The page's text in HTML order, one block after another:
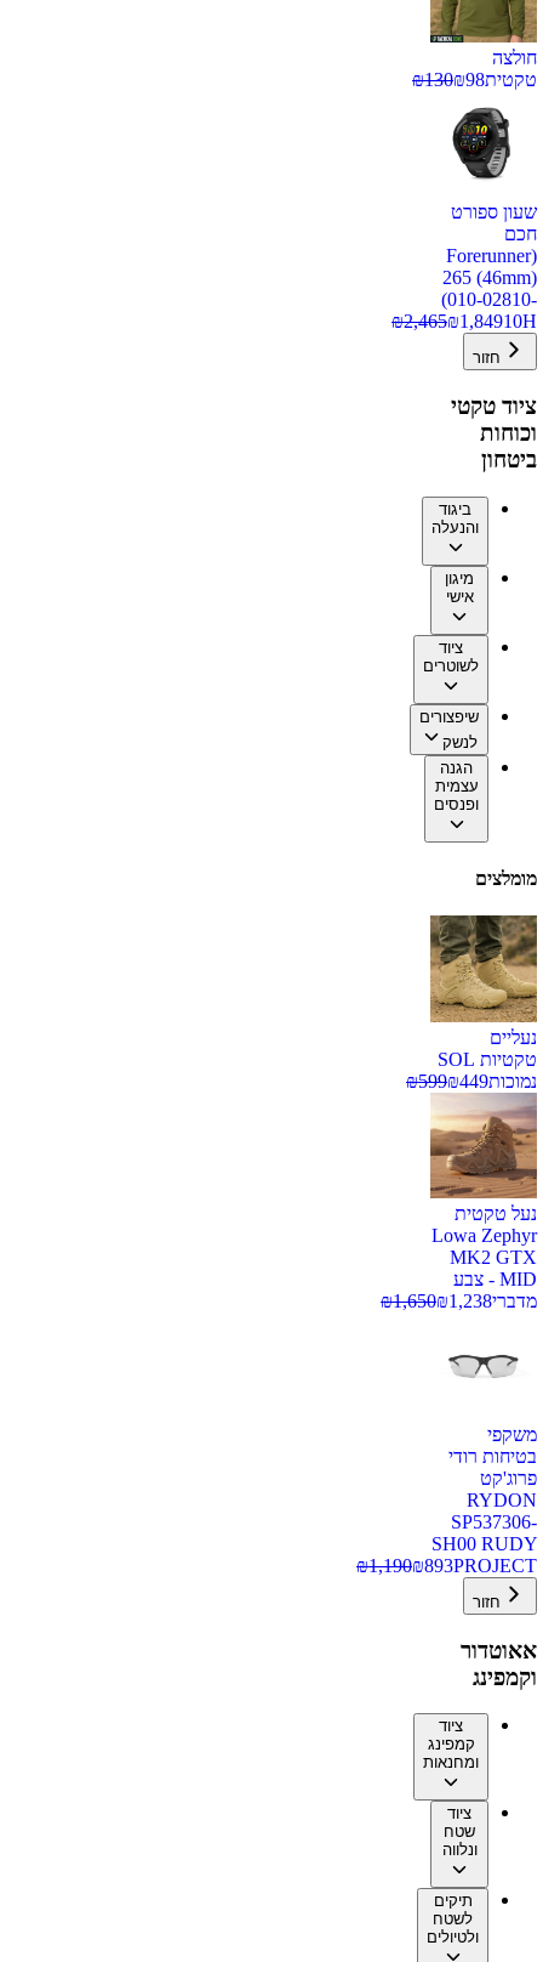
חולצה
טקטית
₪98
₪130
שעון ספורט
חכם
(Forerunner
265 (46mm)
(010-02810-
10H
₪1,849
₪2,465
חזור
ציוד טקטי
וכוחות
ביטחון
ביגוד
והנעלה
מיגון
אישי
ציוד
לשוטרים
שיפצורים
לנשק
הגנה
עצמית
ופנסים
מומלצים
נעליים
טקטיות SOL
נמוכות
₪449
₪599
נעל טקטית
Lowa Zephyr
MK2 GTX
MID - צבע
מדברי
₪1,238
₪1,650
משקפי
בטיחות רודי
פרוג'קט
RYDON
SP537306-
SH00 RUDY
PROJECT
₪893
₪1,190
חזור
אאוטדור
וקמפינג
ציוד
קמפינג
ומחנאות
ציוד
שטח
ונלווה
תיקים
לשטח
ולטיולים